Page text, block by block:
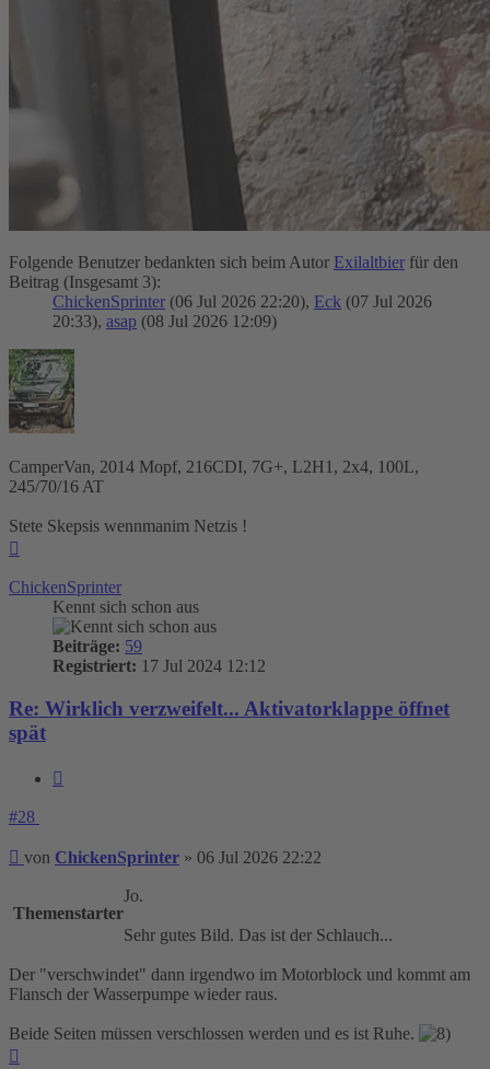
Folgende Benutzer bedankten sich beim Autor Exilaltbier für den
Beitrag (Insgesamt 3):
ChickenSprinter (06 Jul 2026 22:20), Eck (07 Jul 2026
20:33), asap (08 Jul 2026 12:09)
CamperVan, 2014 Mopf, 216CDI, 7G+, L2H1, 2x4, 100L,
245/70/16 AT
Stete Skepsis wennmanim Netzis !
ChickenSprinter
Kennt sich schon aus
Beiträge: 59
Registriert: 17 Jul 2024 12:12
Re: Wirklich verzweifelt... Aktivatorklappe öffnet
spät
#28
Beitrag
von ChickenSprinter » 06 Jul 2026 22:22
Themenstarter
Jo.
Sehr gutes Bild. Das ist der Schlauch...
Der "verschwindet" dann irgendwo im Motorblock und kommt am
Flansch der Wasserpumpe wieder raus.
Beide Seiten müssen verschlossen werden und es ist Ruhe.